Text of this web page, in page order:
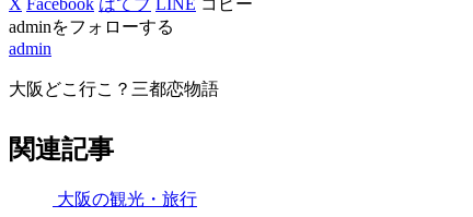
adminをフォローする
admin
大阪どこ行こ？三都恋物語
関連記事
大阪の観光・旅行